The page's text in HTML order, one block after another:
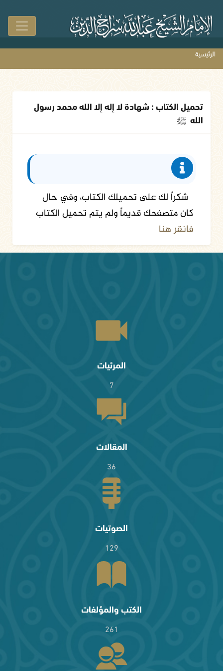
الرئيسية
تحميل الكتاب : شهادة لا إله إلا الله محمد رسول
الله ﷺ
شكراً لك على تحميلك الكتاب، وفي حال
كان متصفحك قديماً ولم يتم تحميل الكتاب
فانقر هنا
المرئيات
7
المقالات
36
الصوتيات
129
الكتب والمؤلفات
261